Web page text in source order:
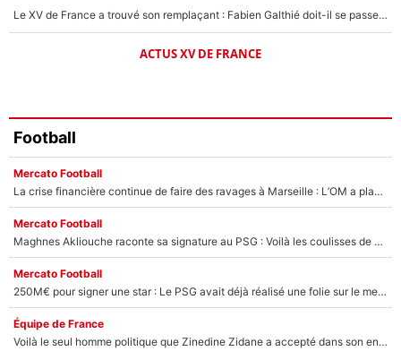
Le XV de France a trouvé son remplaçant : Fabien Galthié doit-il se passer d'Antoine Dupont ?
ACTUS XV DE FRANCE
Football
Mercato Football
La crise financière continue de faire des ravages à Marseille : L’OM a placé 12 joueurs sur le marché des transferts… et ça pourrait lui rapporter près de 100M€ !
Mercato Football
Maghnes Akliouche raconte sa signature au PSG : Voilà les coulisses de son transfert de rêve à 50M€
Mercato Football
250M€ pour signer une star : Le PSG avait déjà réalisé une folie sur le mercato bien avant Neymar !
Équipe de France
Voilà le seul homme politique que Zinedine Zidane a accepté dans son entourage : «Je garde un très bon souvenir de lui»